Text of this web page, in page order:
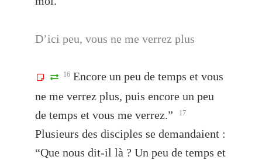
D’ici peu, vous ne me verrez plus
16 Encore un peu de temps et vous
ne me verrez plus, puis encore un peu
de temps et vous me verrez.”
17
Plusieurs des disciples se demandaient :
“Que nous dit-il là ? Un peu de temps et